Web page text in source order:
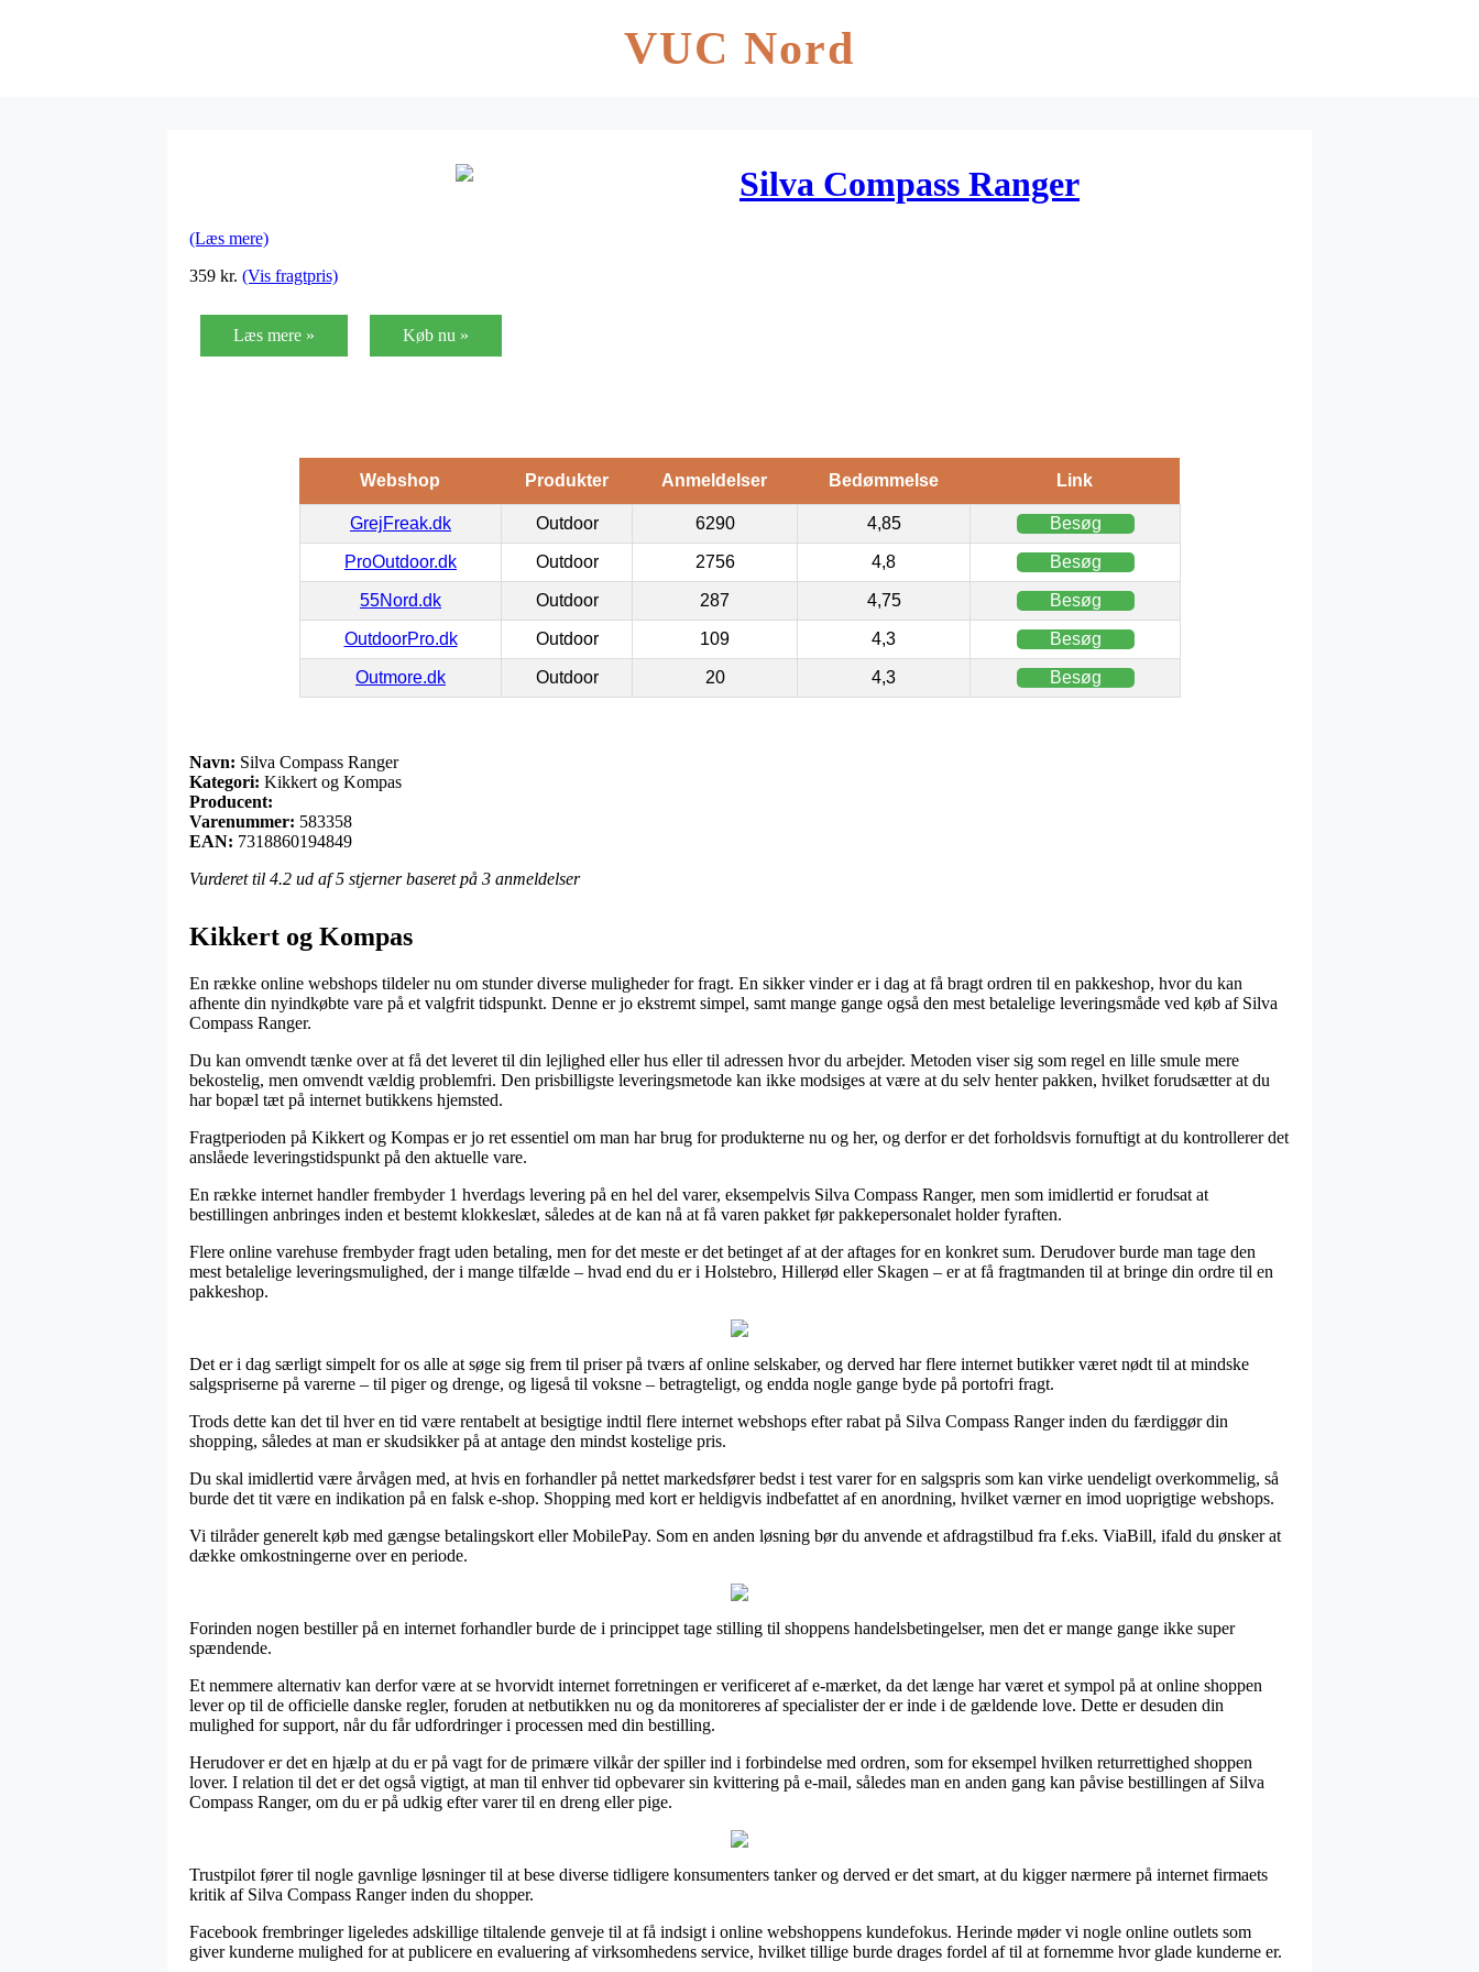
VUC Nord
Silva Compass Ranger
(Læs mere)
359 kr. (Vis fragtpris)
Læs mere » Køb nu »
Webshop Produkter Anmeldelser Bedømmelse Link
GrejFreak.dk Outdoor 6290 4,85 Besøg
ProOutdoor.dk Outdoor 2756 4,8 Besøg
55Nord.dk Outdoor 287 4,75 Besøg
OutdoorPro.dk Outdoor 109 4,3 Besøg
Outmore.dk Outdoor 20 4,3 Besøg
Navn: Silva Compass Ranger
Kategori: Kikkert og Kompas
Producent:
Varenummer: 583358
EAN: 7318860194849
Vurderet til 4.2 ud af 5 stjerner baseret på 3 anmeldelser
Kikkert og Kompas
En række online webshops tildeler nu om stunder diverse muligheder for fragt. En sikker vinder er i dag at få bragt ordren til en pakkeshop, hvor du kan
afhente din nyindkøbte vare på et valgfrit tidspunkt. Denne er jo ekstremt simpel, samt mange gange også den mest betalelige leveringsmåde ved køb af Silva
Compass Ranger.
Du kan omvendt tænke over at få det leveret til din lejlighed eller hus eller til adressen hvor du arbejder. Metoden viser sig som regel en lille smule mere
bekostelig, men omvendt vældig problemfri. Den prisbilligste leveringsmetode kan ikke modsiges at være at du selv henter pakken, hvilket forudsætter at du
har bopæl tæt på internet butikkens hjemsted.
Fragtperioden på Kikkert og Kompas er jo ret essentiel om man har brug for produkterne nu og her, og derfor er det forholdsvis fornuftigt at du kontrollerer det
anslåede leveringstidspunkt på den aktuelle vare.
En række internet handler frembyder 1 hverdags levering på en hel del varer, eksempelvis Silva Compass Ranger, men som imidlertid er forudsat at
bestillingen anbringes inden et bestemt klokkeslæt, således at de kan nå at få varen pakket før pakkepersonalet holder fyraften.
Flere online varehuse frembyder fragt uden betaling, men for det meste er det betinget af at der aftages for en konkret sum. Derudover burde man tage den
mest betalelige leveringsmulighed, der i mange tilfælde – hvad end du er i Holstebro, Hillerød eller Skagen – er at få fragtmanden til at bringe din ordre til en
pakkeshop.
Det er i dag særligt simpelt for os alle at søge sig frem til priser på tværs af online selskaber, og derved har flere internet butikker været nødt til at mindske
salgspriserne på varerne – til piger og drenge, og ligeså til voksne – betragteligt, og endda nogle gange byde på portofri fragt.
Trods dette kan det til hver en tid være rentabelt at besigtige indtil flere internet webshops efter rabat på Silva Compass Ranger inden du færdiggør din
shopping, således at man er skudsikker på at antage den mindst kostelige pris.
Du skal imidlertid være årvågen med, at hvis en forhandler på nettet markedsfører bedst i test varer for en salgspris som kan virke uendeligt overkommelig, så
burde det tit være en indikation på en falsk e-shop. Shopping med kort er heldigvis indbefattet af en anordning, hvilket værner en imod uoprigtige webshops.
Vi tilråder generelt køb med gængse betalingskort eller MobilePay. Som en anden løsning bør du anvende et afdragstilbud fra f.eks. ViaBill, ifald du ønsker at
dække omkostningerne over en periode.
Forinden nogen bestiller på en internet forhandler burde de i princippet tage stilling til shoppens handelsbetingelser, men det er mange gange ikke super
spændende.
Et nemmere alternativ kan derfor være at se hvorvidt internet forretningen er verificeret af e-mærket, da det længe har været et sympol på at online shoppen
lever op til de officielle danske regler, foruden at netbutikken nu og da monitoreres af specialister der er inde i de gældende love. Dette er desuden din
mulighed for support, når du får udfordringer i processen med din bestilling.
Herudover er det en hjælp at du er på vagt for de primære vilkår der spiller ind i forbindelse med ordren, som for eksempel hvilken returrettighed shoppen
lover. I relation til det er det også vigtigt, at man til enhver tid opbevarer sin kvittering på e-mail, således man en anden gang kan påvise bestillingen af Silva
Compass Ranger, om du er på udkig efter varer til en dreng eller pige.
Trustpilot fører til nogle gavnlige løsninger til at bese diverse tidligere konsumenters tanker og derved er det smart, at du kigger nærmere på internet firmaets
kritik af Silva Compass Ranger inden du shopper.
Facebook frembringer ligeledes adskillige tiltalende genveje til at få indsigt i online webshoppens kundefokus. Herinde møder vi nogle online outlets som
giver kunderne mulighed for at publicere en evaluering af virksomhedens service, hvilket tillige burde drages fordel af til at fornemme hvor glade kunderne er.